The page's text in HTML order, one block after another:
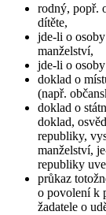
rodný, popř.
dítěte,
jde-li o
manželství,
jde-li o
doklad o
(např.
doklad o
doklad,
republiky,
manželství,
republiky
průkaz
o povolení k
žadatele o